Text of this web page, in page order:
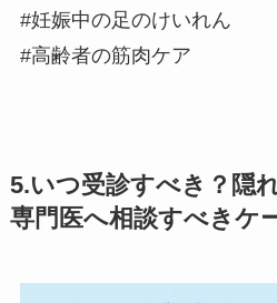
#妊娠中の足のけいれん
#高齢者の筋肉ケア
5.いつ受診すべき？隠
専門医へ相談すべきケ